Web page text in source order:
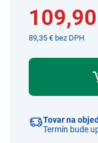
89,35 € bez DPH
Tovar na
Termín bude